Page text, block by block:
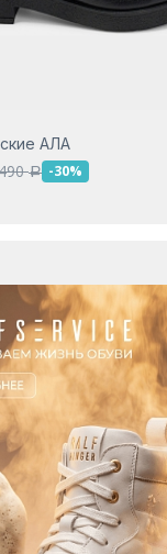
АЛА
a -30%